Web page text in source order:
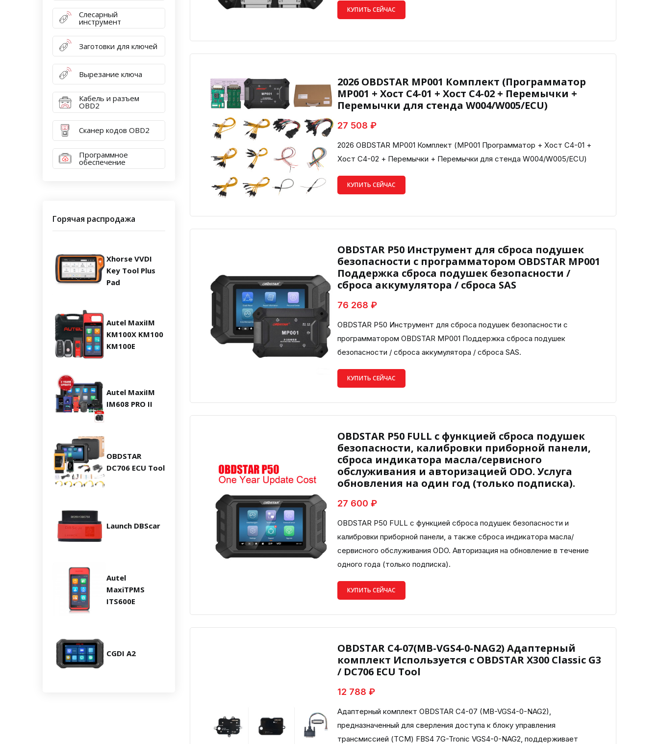
Слесарный
инструмент
Заготовки для ключей
Вырезание ключа
Кабель и разъем
OBD2
Сканер кодов OBD2
Программное
обеспечение
Горячая распродажа
Xhorse VVDI
Key Tool Plus
Pad
Autel MaxiIM
KM100X KM100
KM100E
Autel MaxiIM
IM608 PRO II
OBDSTAR
DC706 ECU Tool
Launch DBScar
Autel
MaxiTPMS
ITS600E
CGDI A2
КУПИТЬ СЕЙЧАС
2026 OBDSTAR MP001 Комплект (Программатор
MP001 + Хост C4-01 + Хост C4-02 + Перемычки +
Перемычки для стенда W004/W005/ECU)
27 508 ₽
2026 OBDSTAR MP001 Комплект (MP001 Программатор + Хост C4-01 +
Хост C4-02 + Перемычки + Перемычки для стенда W004/W005/ECU)
КУПИТЬ СЕЙЧАС
OBDSTAR P50 Инструмент для сброса подушек
безопасности с программатором OBDSTAR MP001
Поддержка сброса подушек безопасности /
сброса аккумулятора / сброса SAS
76 268 ₽
OBDSTAR P50 Инструмент для сброса подушек безопасности с
программатором OBDSTAR MP001 Поддержка сброса подушек
безопасности / сброса аккумулятора / сброса SAS.
КУПИТЬ СЕЙЧАС
OBDSTAR P50 FULL с функцией сброса подушек
безопасности, калибровки приборной панели,
сброса индикатора масла/сервисного
обслуживания и авторизацией ODO. Услуга
обновления на один год (только подписка).
27 600 ₽
OBDSTAR P50 FULL с функцией сброса подушек безопасности и
калибровки приборной панели, а также сброса индикатора масла/
сервисного обслуживания ODO. Авторизация на обновление в течение
одного года (только подписка).
КУПИТЬ СЕЙЧАС
OBDSTAR C4-07(MB-VGS4-0-NAG2) Адаптерный
комплект Используется с OBDSTAR X300 Classic G3
/ DC706 ECU Tool
12 788 ₽
Адаптерный комплект OBDSTAR C4-07 (MB-VGS4-0-NAG2),
предназначенный для сверления доступа к блоку управления
трансмиссией (TCM) FBS4 7G-Tronic VGS4-0-NAG2, поддерживает